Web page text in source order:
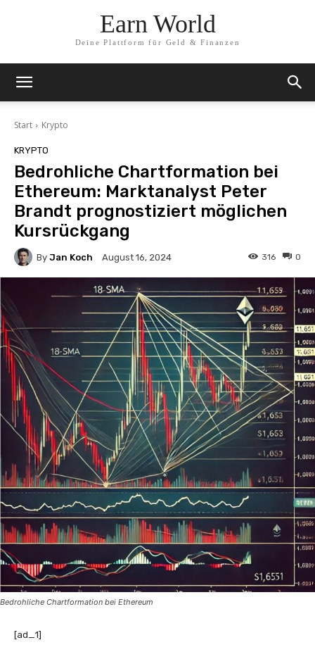
Earn World
Deine Plattform für Geld & Finanzen
Start Krypto
KRYPTO
Bedrohliche Chartformation bei
Ethereum: Marktanalyst Peter
Brandt prognostiziert möglichen
Kursrückgang
By Jan Koch August 16, 2024 0
316
Bedrohliche Chartformation bei Ethereum
[ad_1]